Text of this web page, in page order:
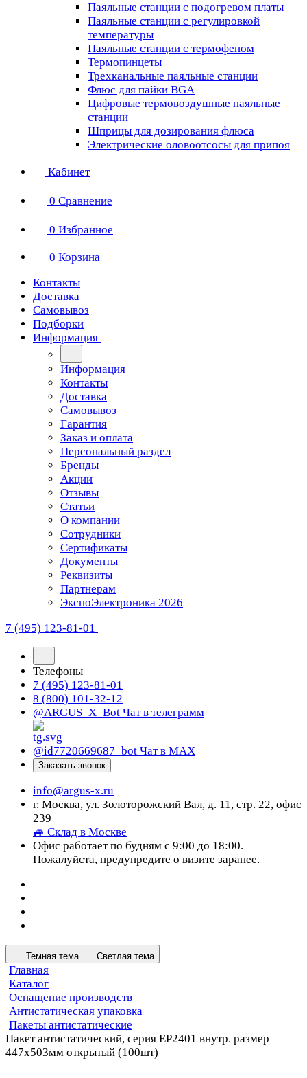
Паяльные станции с подогревом платы
Паяльные станции с регулировкой
температуры
Паяльные станции с термофеном
Термопинцеты
Трехканальные паяльные станции
Флюс для пайки BGA
Цифровые термовоздушные паяльные
станции
Шприцы для дозирования флюса
Электрические оловоотсосы для припоя
Кабинет
0 Сравнение
0 Избранное
0 Корзина
Контакты
Доставка
Самовывоз
Подборки
Информация
Информация
Контакты
Доставка
Самовывоз
Гарантия
Заказ и оплата
Персональный раздел
Бренды
Акции
Отзывы
Статьи
О компании
Сотрудники
Сертификаты
Документы
Реквизиты
Партнерам
ЭкспоЭлектроника 2026
7 (495) 123-81-01
Телефоны
7 (495) 123-81-01
8 (800) 101-32-12
@ARGUS_X_Bot Чат в телеграмм
@id7720669687_bot Чат в МАХ
Заказать звонок
info@argus-x.ru
г. Москва, ул. Золоторожский Вал, д. 11, стр. 22, офис
239
🚙 Склад в Москве
Офис работает по будням с 9:00 до 18:00.
Пожалуйста, предупредите о визите заранее.
Темная тема Светлая тема
Главная
Каталог
Оснащение производств
Антистатическая упаковка
Пакеты антистатические
Пакет антистатический, серия EP2401 внутр. размер
447х503мм открытый (100шт)